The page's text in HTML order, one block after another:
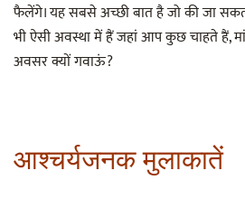
फैलेंगे। यह सबसे अच्छी बात है जो की जा
भी ऐसी अवस्था में हैं जहां आप कुछ चाहते हैं,
अवसर क्यों गवाऊं?
आश्चर्यजनक मुलाकातें